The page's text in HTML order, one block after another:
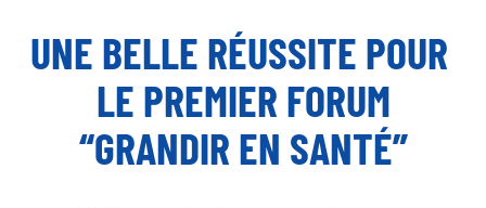
UNE BELLE RÉUSSITE POUR
LE PREMIER FORUM
“GRANDIR EN SANTÉ”